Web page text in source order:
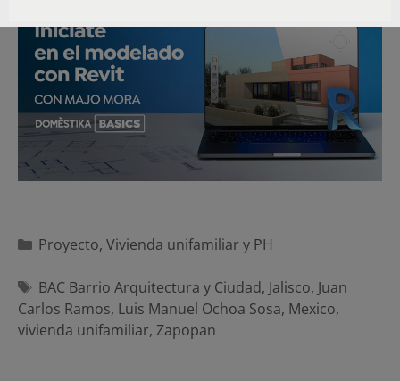
Categorías
Proyecto, Vivienda unifamiliar y PH
Etiquetas
BAC Barrio Arquitectura y Ciudad, Jalisco, Juan
Carlos Ramos, Luis Manuel Ochoa Sosa, Mexico,
vivienda unifamiliar, Zapopan